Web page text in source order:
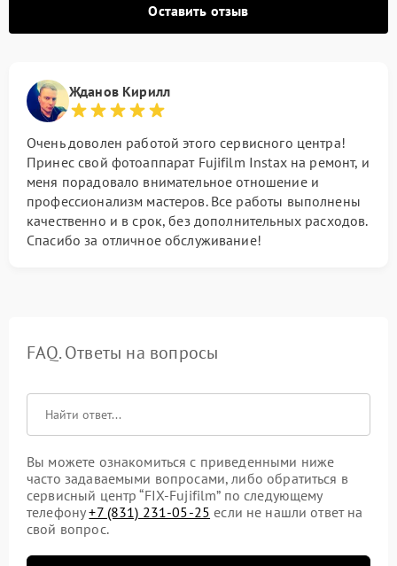
Оставить отзыв
Жданов Кирилл
Очень доволен работой этого сервисного центра!
Принес свой фотоаппарат Fujifilm Instax на ремонт, и
меня порадовало внимательное отношение и
профессионализм мастеров. Все работы выполнены
качественно и в срок, без дополнительных расходов.
Спасибо за отличное обслуживание!
FAQ. Ответы на вопросы
Вы можете ознакомиться с приведенными ниже
часто задаваемыми вопросами, либо обратиться в
сервисный центр “FIX-Fujifilm” по следующему
телефону+7 (831) 231-05-25 если не нашли ответ на
свой вопрос.